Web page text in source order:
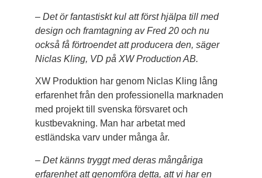
– Det ör fantastiskt kul att först hjälpa till med
design och framtagning av Fred 20 och nu
också få förtroendet att producera den, säger
Niclas Kling, VD på XW Production AB.
XW Produktion har genom Niclas Kling lång
erfarenhet från den professionella marknaden
med projekt till svenska försvaret och
kustbevakning. Man har arbetat med
estländska varv under många år.
– Det känns tryggt med deras mångåriga
erfarenhet att genomföra detta, att vi har en